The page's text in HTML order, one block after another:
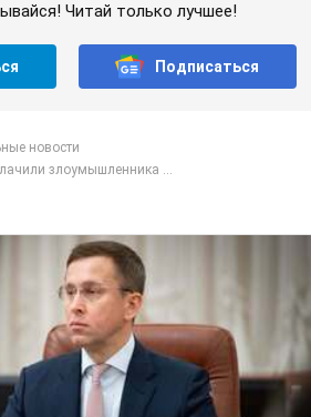
Читай только лучшее!
Подписаться
новости
злоумышленника ...